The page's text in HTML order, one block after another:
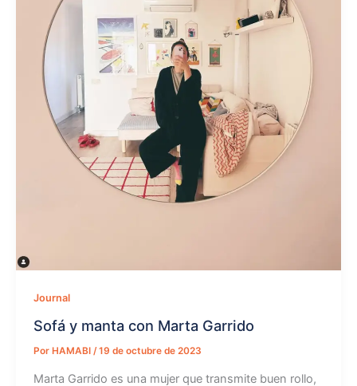
Journal
Sofá y manta con Marta Garrido
Por HAMABI /19 de octubre de 2023
Marta Garrido es una mujer que transmite buen rollo,